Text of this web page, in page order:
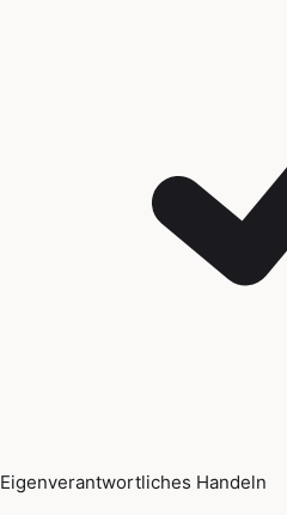
Eigenverantwortliches Handeln